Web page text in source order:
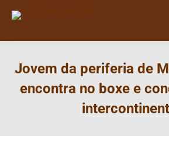
Jovem da periferia de
encontra no boxe e